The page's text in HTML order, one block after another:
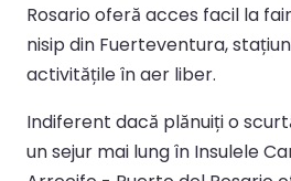
Rosario oferă acces facil la
nisip din Fuerteventura,
activitățile în aer liber.
Indiferent dacă plănuiți o
un sejur mai lung în Insulele